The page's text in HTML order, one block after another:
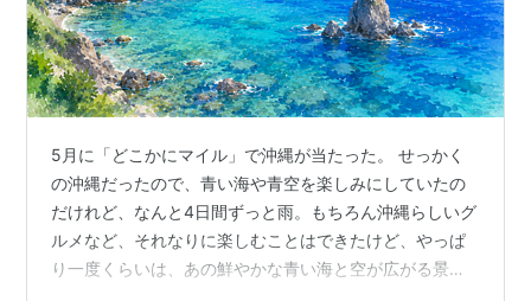
5月に「どこかにマイル」で沖縄が当たった。 せっかく
の沖縄だったので、青い海や青空を楽しみにしていたの
だけれど、なんと4日間ずっと雨。もちろん沖縄らしいグ
ルメなど、それなりに楽しむことはできたけど、やっぱ
り一度くらいは、あの鮮やかな青い海と空が広がる景色